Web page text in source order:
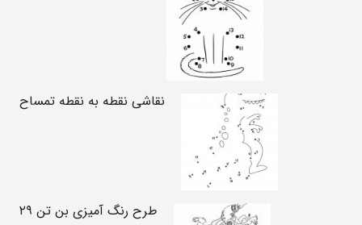
نقاشی نقطه به نقطه تمساح
طرح رنگ آمیزی بن تن ۲۹